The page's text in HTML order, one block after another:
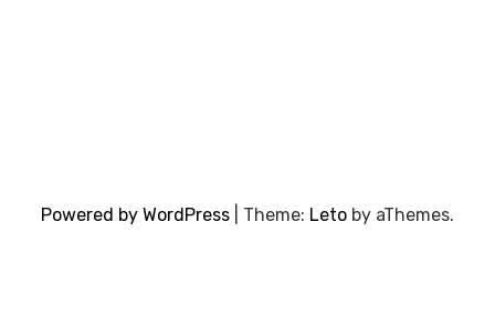
Powered by WordPress Theme: Leto by aThemes.